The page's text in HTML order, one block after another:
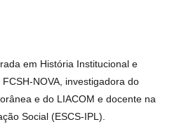
em História Institucional e
NOVA, investigadora do
e do LIACOM e docente na
Social (ESCS-IPL).